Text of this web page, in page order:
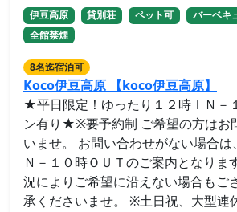
伊豆高原 貸別荘 ペット可 バーベキ
全館禁煙
8名迄宿泊可
Koco伊豆高原 【koco伊豆高原】
★平日限定！ゆったり１２時ＩＮ－
ン有り★※要予約制 ご希望の方はお
いませ。 お問い合わせがない場合は
Ｎ－１０時ＯＵＴのご案内となりま
況によりご希望に沿えない場合もご
承くださいませ。 ※土日祝、大型連